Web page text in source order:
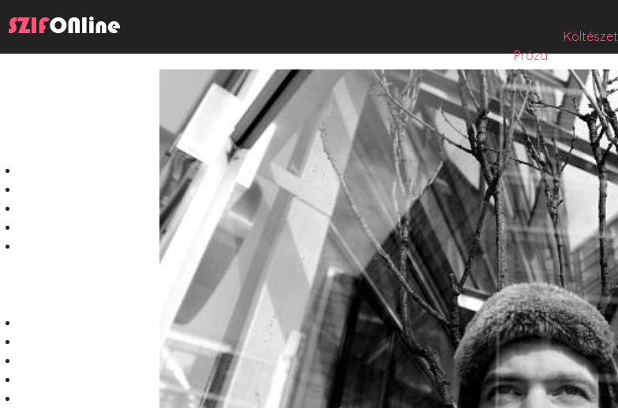
Költészet
Próza
Műfordítás
Mese
Folyó/irat/mentés
Sorozat
Hibrid
Hasznos szöveg
Józsefet nem kérdezte senki
Csízió
HISZTI
comicON
PesText
PesText 2021
PesText 2022
PesText 2023
PesText 2024
PesText 2025